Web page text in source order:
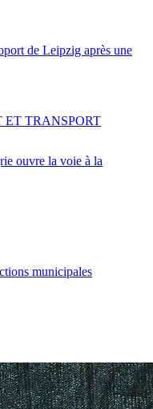
de Leipzig après une
ouvre la voie à la
TRANSPORT
municipales